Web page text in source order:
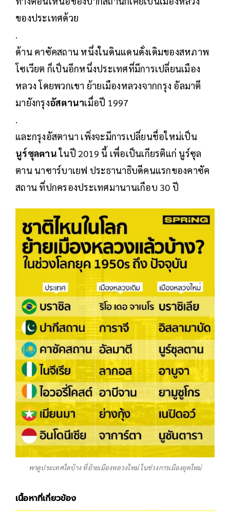
ของประเทศด้วย
.
ด้าน คาซัคสถาน หนึ่งในดินแดนดั่งเดิมของสหภาพ
โซเวียต ก็เป็นอีกหนึ่งประเทศที่มีการเปลี่ยนเมือง
หลวง โดยพวกเขา ย้ายเมืองหลวงจากกรุง อัลมาตี
มายังกรุงอัสตานาเมื่อปี 1997
.
และกรุงอัสตานา เพิ่งจะมีการเปลี่ยนชื่อใหม่เป็น
นูร์ซุลตานในปี 2019 นี้ เพื่อเป็นเกียรติแก่ นูร์ซุล
ตาน นาซาร์บาเยฟ ประธานาธิบดีคนแรกของคาซัค
สถาน ที่ปกครองประเทศมานานเกือบ 30 ปี
พาดูประเทศใดบ้าง ที่ย้ายเมืองหลวงใหม่ ในช่วงการเมืองยุคใหม่
เนื้อหาที่เกี่ยวข้อง